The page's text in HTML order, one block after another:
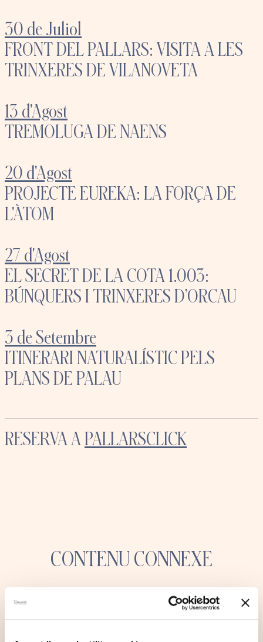
30 de Juliol
FRONT DEL PALLARS: VISITA A LES
TRINXERES DE VILANOVETA
13 d'Agost
TREMOLUGA DE NAENS
20 d'Agost
PROJECTE EUREKA: LA FORÇA DE
L'ÀTOM
27 d'Agost
EL SECRET DE LA COTA 1.003:
BÚNQUERS I TRINXERES D’ORCAU
3 de Setembre
ITINERARI NATURALÍSTIC PELS
PLANS DE PALAU
RESERVA APALLARSCLICK
CONTENU CONNEXE